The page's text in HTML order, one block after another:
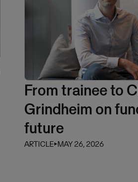
From trainee to
Grindheim on
future
ARTICLE⏵MAY 26, 2026